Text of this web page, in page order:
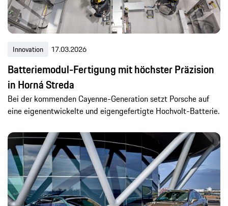
Innovation 17.03.2026
Batteriemodul-Fertigung mit höchster Präzision
in Horná Streda
Bei der kommenden Cayenne-Generation setzt Porsche auf
eine eigenentwickelte und eigengefertigte Hochvolt-Batterie.